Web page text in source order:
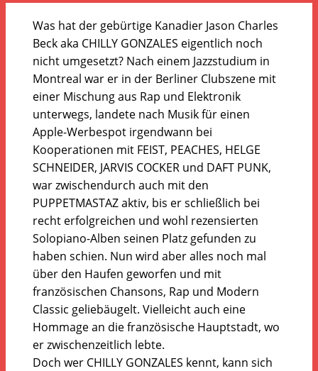
Was hat der gebürtige Kanadier Jason Charles
Beck aka CHILLY GONZALES eigentlich noch
nicht umgesetzt? Nach einem Jazzstudium in
Montreal war er in der Berliner Clubszene mit
einer Mischung aus Rap und Elektronik
unterwegs, landete nach Musik für einen
Apple-Werbespot irgendwann bei
Kooperationen mit FEIST, PEACHES, HELGE
SCHNEIDER, JARVIS COCKER und DAFT PUNK,
war zwischendurch auch mit den
PUPPETMASTAZ aktiv, bis er schließlich bei
recht erfolgreichen und wohl rezensierten
Solopiano-Alben seinen Platz gefunden zu
haben schien. Nun wird aber alles noch mal
über den Haufen geworfen und mit
französischen Chansons, Rap und Modern
Classic geliebäugelt. Vielleicht auch eine
Hommage an die französische Hauptstadt, wo
er zwischenzeitlich lebte.
Doch wer CHILLY GONZALES kennt, kann sich